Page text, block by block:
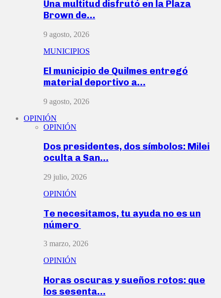
Una multitud disfrutó en la Plaza
Brown de…
9 agosto, 2026
MUNICIPIOS
El municipio de Quilmes entregó
material deportivo a…
9 agosto, 2026
OPINIÓN
OPINIÓN
Dos presidentes, dos símbolos: Milei
oculta a San…
29 julio, 2026
OPINIÓN
Te necesitamos, tu ayuda no es un
número
3 marzo, 2026
OPINIÓN
Horas oscuras y sueños rotos: que
los sesenta…